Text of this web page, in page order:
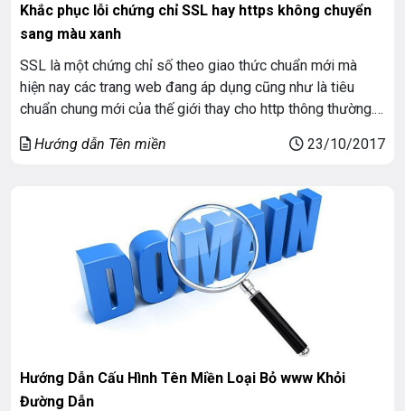
Khắc phục lỗi chứng chỉ SSL hay https không chuyển
sang màu xanh
SSL là một chứng chỉ số theo giao thức chuẩn mới mà
hiện nay các trang web đang áp dụng cũng như là tiêu
chuẩn chung mới của thế giới thay cho http thông thường.
chuyển sang màu xanh. Ví dụ: https:demo.vnso.vn
Hướng dẫn Tên miền 23/10/2017
Hướng Dẫn Cấu Hình Tên Miền Loại Bỏ www Khỏi
Đường Dẫn